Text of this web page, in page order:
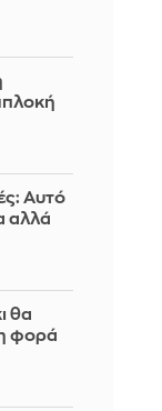
Αυτό
αλλά
θα
φορά